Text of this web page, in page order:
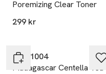
Poremizing Clear Toner
299 kr
SKIN1004
Madagascar Centella Tea-